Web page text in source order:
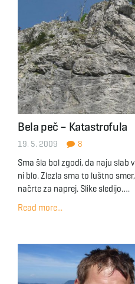
Bela peč – Katastrofula
19. 5. 2009 8
Sma šla bol zgodi, da naju slab
ni blo. Zlezla sma to luštno
načrte za naprej. Slike sledijo….
Read more...